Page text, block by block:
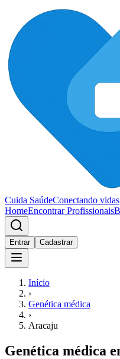
Cuida SaúdeConectando vidas
HomeEncontrar Profissionais
Entrar Cadastrar
Início
›
Genética médica
›
Aracaju
Genética médica